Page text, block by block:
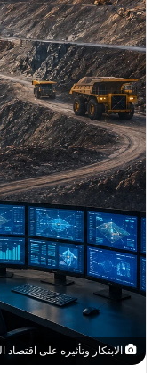
الابتكار وتأثيره على اقتصاد